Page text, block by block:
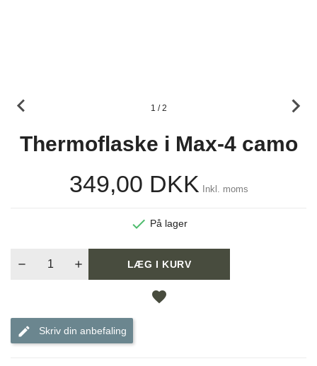
1 / 2
Thermoflaske i Max-4 camo
349,00 DKK Inkl. moms
 På lager
LÆG I KURV
favorite
Skriv din anbefaling